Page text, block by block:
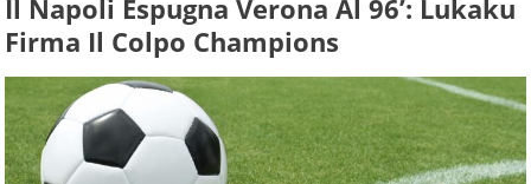
Il Napoli Espugna Verona Al 96’: Lukaku
Firma Il Colpo Champions